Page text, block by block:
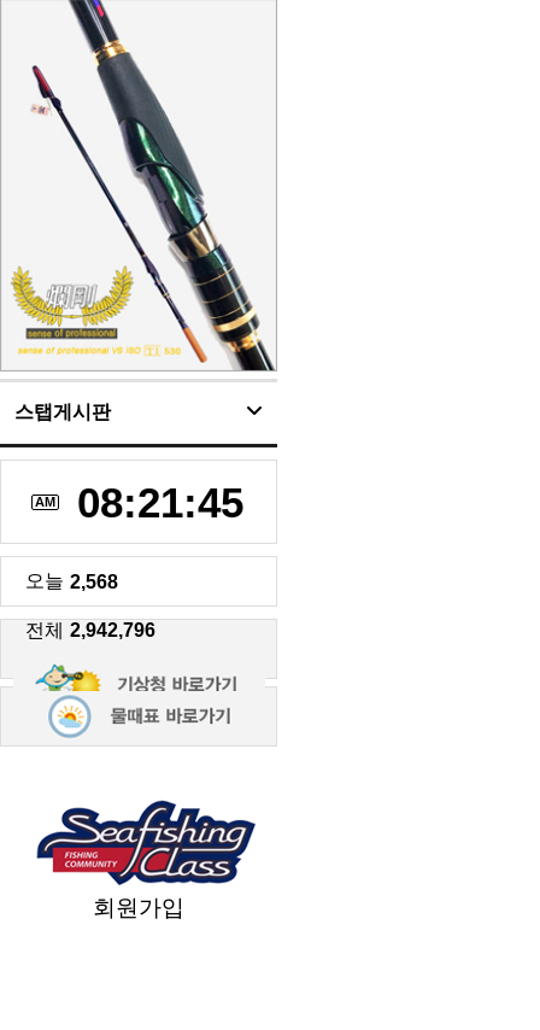
스탭게시판
AM 08:21:46
오늘 2,568
전체 2,942,796
회원가입